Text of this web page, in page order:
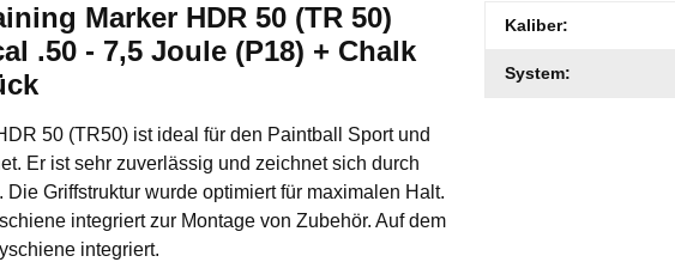
Marker HDR 50 (TR 50)
.50 - 7,5 Joule (P18) + Chalk
50 (TR50) ist ideal für den Paintball Sport und
Er ist sehr zuverlässig und zeichnet sich durch
Griffstruktur wurde optimiert für maximalen Halt.
integriert zur Montage von Zubehör. Auf dem
integriert.
Produkteigenschaft
Wert
Kaliber:
System: